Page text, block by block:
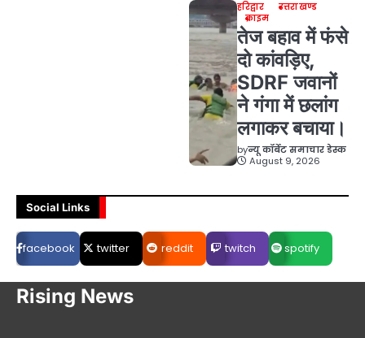
हरिद्वार
उत्तराखण्ड
क्राइम
तेज बहाव में फंसे
दो कांवड़िए,
SDRF जवानों
ने गंगा में छलांग
लगाकर बचाया।
byन्यू कॉर्बेट समाचार डेस्क
August 9, 2026
Social Links
facebook twitter reddit twitch spotify
Rising News